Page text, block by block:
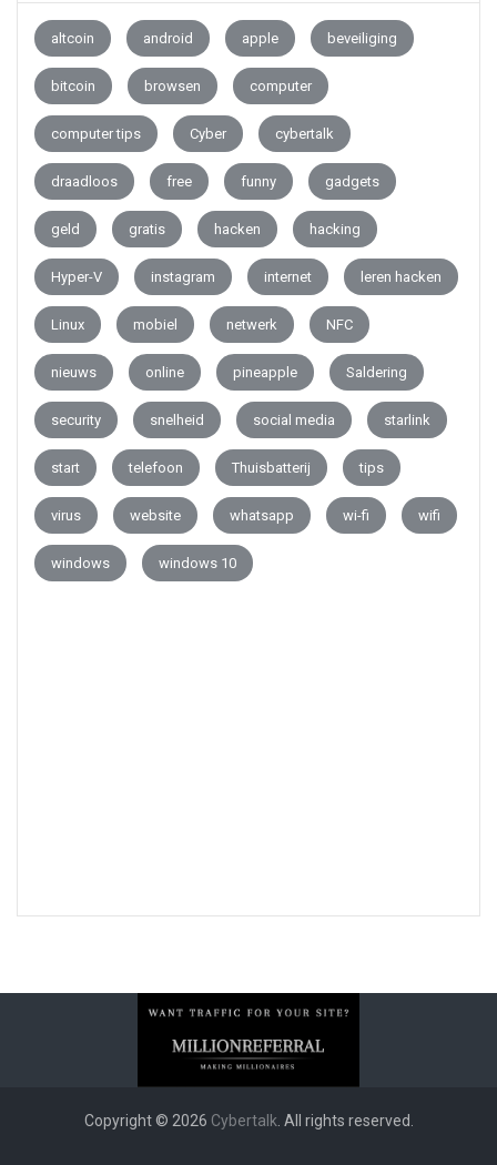
altcoin android apple beveiliging
bitcoin browsen computer
computer tips Cyber cybertalk
draadloos free funny gadgets
geld gratis hacken hacking
Hyper-V instagram internet leren hacken
Linux mobiel netwerk NFC
nieuws online pineapple Saldering
security snelheid social media starlink
start telefoon Thuisbatterij tips
virus website whatsapp wi-fi wifi
windows windows 10
Copyright © 2026 Cybertalk. All rights reserved.